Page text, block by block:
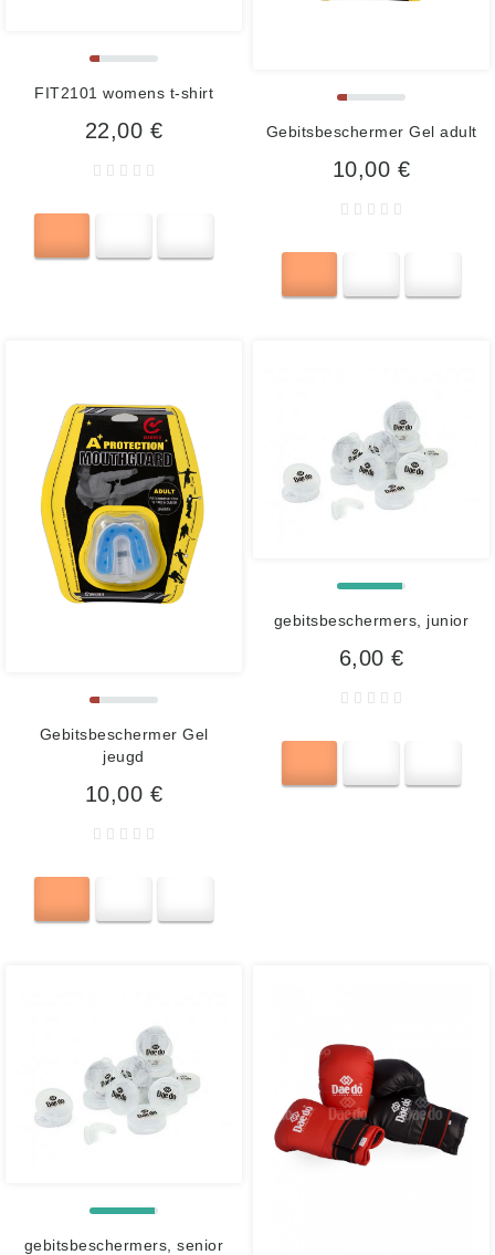
FIT2101 womens t-shirt
22,00 € Gebitsbeschermer Gel adult
10,00 €
Gebitsbeschermer Gel
jeugd
10,00 €
gebitsbeschermers, junior
6,00 €
gebitsbeschermers, senior